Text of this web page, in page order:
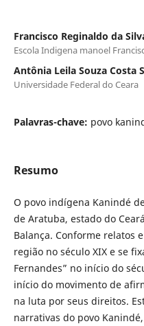
Francisco Reginaldo da
Escola Indigena manoel
Antônia Leila Souza Costa
Universidade Federal do Ceara
Palavras-chave: povo
Resumo
O povo indígena Kanindé
de Aratuba, estado do
Balança. Conforme relatos
região no século XIX e se
Fernandes” no início do
início do movimento de
na luta por seus direitos.
narrativas do povo